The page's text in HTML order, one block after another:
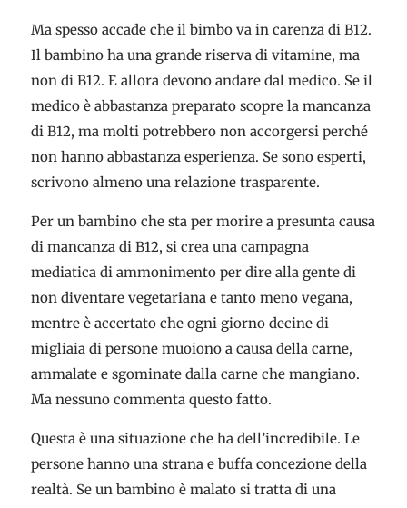
Ma spesso accade che il bimbo va in carenza di B12.
Il bambino ha una grande riserva di vitamine, ma
non di B12. E allora devono andare dal medico. Se il
medico è abbastanza preparato scopre la mancanza
di B12, ma molti potrebbero non accorgersi perché
non hanno abbastanza esperienza. Se sono esperti,
scrivono almeno una relazione trasparente.
Per un bambino che sta per morire a presunta causa
di mancanza di B12, si crea una campagna
mediatica di ammonimento per dire alla gente di
non diventare vegetariana e tanto meno vegana,
mentre è accertato che ogni giorno decine di
migliaia di persone muoiono a causa della carne,
ammalate e sgominate dalla carne che mangiano.
Ma nessuno commenta questo fatto.
Questa è una situazione che ha dell’incredibile. Le
persone hanno una strana e buffa concezione della
realtà. Se un bambino è malato si tratta di una